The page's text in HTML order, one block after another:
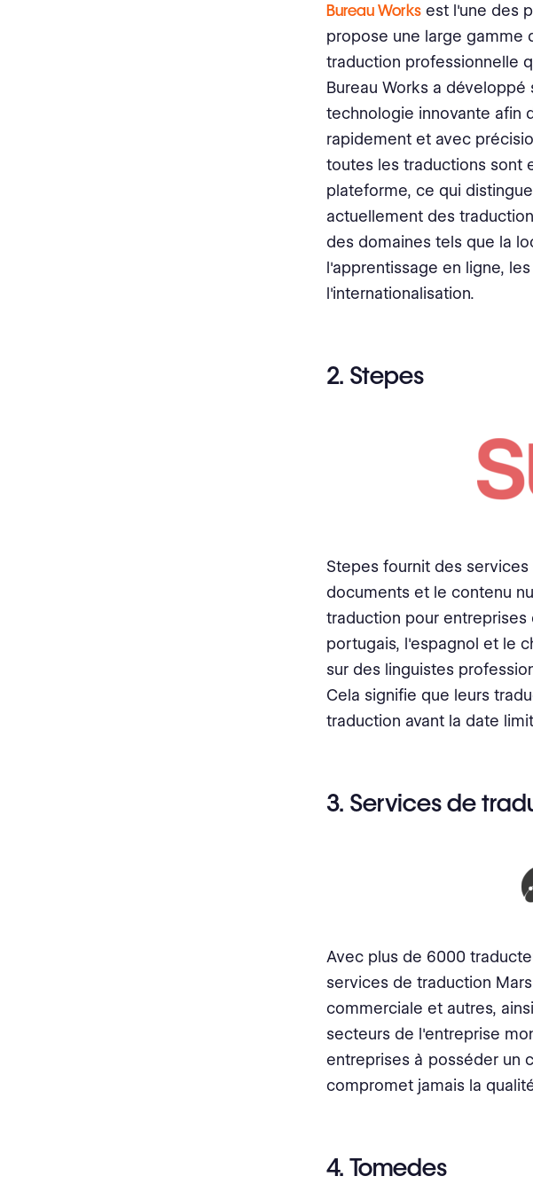
Bureau Works est l'une des
propose une large gamme
traduction professionnelle
Bureau Works a
technologie innovante afin
rapidement et avec
toutes les traductions sont
plateforme, ce qui
actuellement des
des domaines tels que la
l'apprentissage en ligne,
l'internationalisation.
2. Stepes
Stepes fournit des
documents et le contenu
traduction pour entreprises
portugais, l'espagnol et le
sur des linguistes
Cela signifie que leurs
traduction avant la date
3. Services de
Avec plus de 6000
services de traduction
commerciale et autres,
secteurs de l'entreprise
entreprises à posséder un
compromet jamais la
4. Tomedes